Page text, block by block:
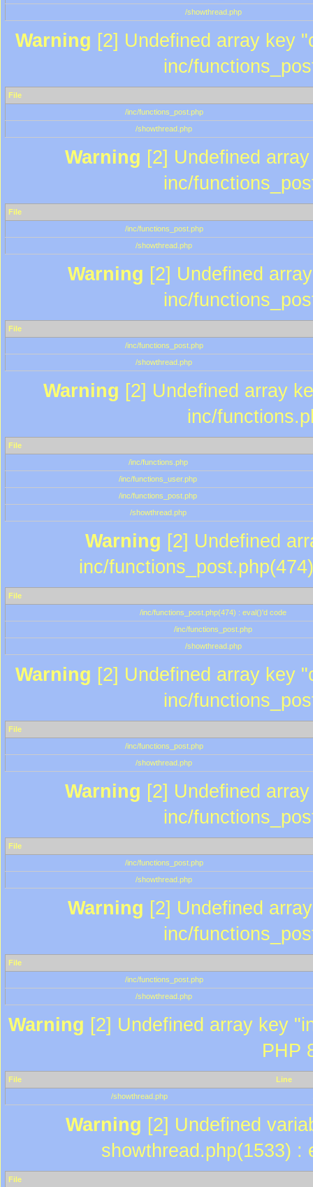
/showthread.php
Warning [2] Undefined array key
inc/
File
/inc/functions_post.php
/showthread.php
Warning [2] Undefined
inc/
File
/inc/functions_post.php
/showthread.php
Warning [2] Undefined
inc/
File
/inc/functions_post.php
/showthread.php
Warning [2] Undefined array
inc/
File
/inc/functions.php
/inc/functions_user.php
/inc/functions_post.php
/showthread.php
Warning [2] Undefined
inc/
File
/inc/functions_post.php(474) : eval()'d code
/inc/functions_post.php
/showthread.php
Warning [2] Undefined array key
inc/
File
/inc/functions_post.php
/showthread.php
Warning [2] Undefined
inc/
File
/inc/functions_post.php
/showthread.php
Warning [2] Undefined
inc/
File
/inc/functions_post.php
/showthread.php
Warning [2] Undefined array key
PHP
File
Line
/showthread.php
Warning [2] Undefined
showthread.php(1533) :
File